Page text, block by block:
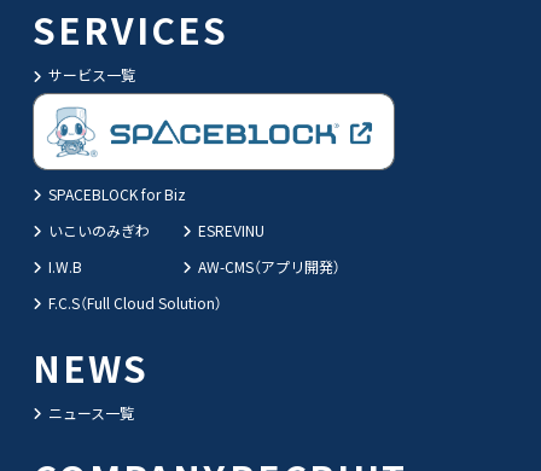
SERVICES
サービス一覧
SPACEBLOCK for Biz
いこいのみぎわ
ESREVINU
I.W.B
AW-CMS（アプリ開発）
F.C.S（Full Cloud Solution）
NEWS
ニュース一覧